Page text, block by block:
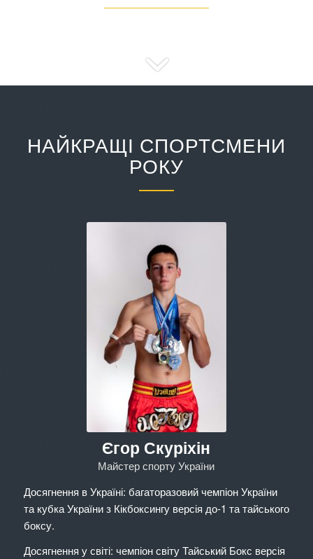
НАЙКРАЩІ СПОРТСМЕНИ
РОКУ
Єгор Скуріхін
Майстер спорту України
Досягнення в Україні: багаторазовий чемпіон України
та кубка України з Кікбоксингу версія до-1 та тайського
боксу.
Досягнення у світі: чемпіон світу Тайський Бокс версія